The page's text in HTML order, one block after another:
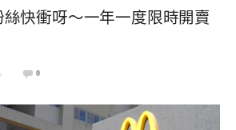
快衝呀～一年一度限時開賣
0